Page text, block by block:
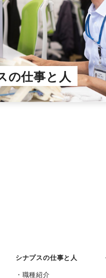
の仕事と人
シナプスの仕事と人
職種紹介